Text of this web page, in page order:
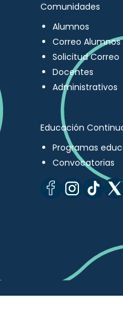
Comunidades
Alumnos
Correo Alumnos
Solicitud Correo
Docentes
Administrativos
Educación
Programas
Convocatorias